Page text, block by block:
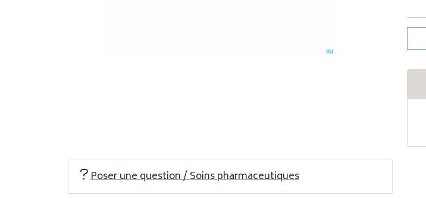
Poser une question / Soins pharmaceutiques